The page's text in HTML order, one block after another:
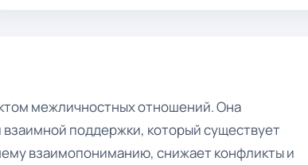
межличностных отношений. Она
поддержки, который существует
взаимопониманию, снижает конфликты и